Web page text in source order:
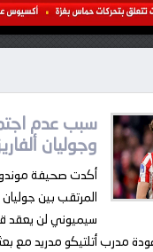
سبب عدم
وجوليان
أكدت صحيفة موندو
المرتقب بين جوليان
سيميوني لن يعقد
مدرب أتلتيكو مدريد مع